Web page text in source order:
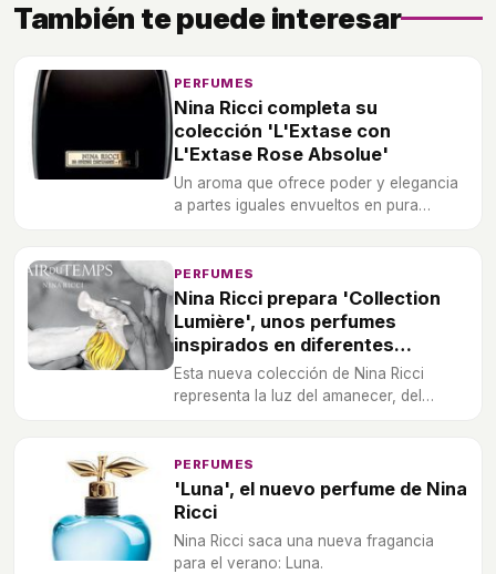
También te puede interesar
PERFUMES
Nina Ricci completa su
colección 'L'Extase con
L'Extase Rose Absolue'
Un aroma que ofrece poder y elegancia
a partes iguales envueltos en pura
PERFUMES
Nina Ricci prepara 'Collection
Lumière', unos perfumes
inspirados en diferentes
momentos del día
Esta nueva colección de Nina Ricci
representa la luz del amanecer, del
PERFUMES
'Luna', el nuevo perfume de Nina
Ricci
Nina Ricci saca una nueva fragancia
para el verano: Luna.